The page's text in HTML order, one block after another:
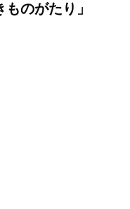
のがたり」